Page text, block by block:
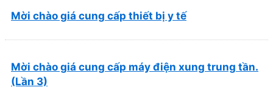
Mời chào giá cung cấp thiết bị y tế
Mời chào giá cung cấp máy điện xung trung tần.
(Lần 3)